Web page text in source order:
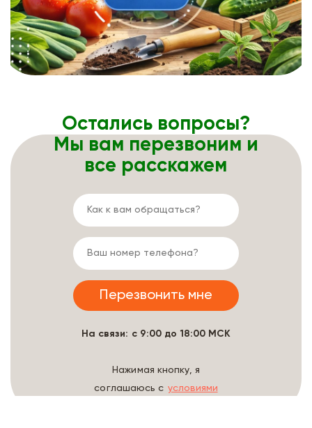
Остались вопросы?
Мы вам перезвоним и
все расскажем
На связи: с 9:00 до 18:00 МСК
Нажимая кнопку, я
соглашаюсь с условиями